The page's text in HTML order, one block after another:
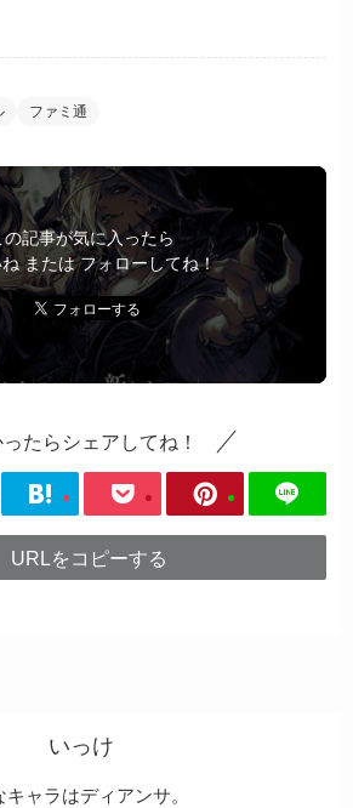
ファミ通
の記事が気に入ったら
または フォローしてね！
ったらシェアしてね！
URLをコピーする
いっけ
ャラはディアンサ。